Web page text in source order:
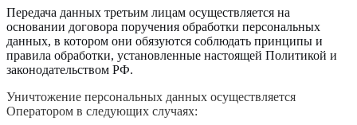
Передача данных третьим лицам осуществляется на
основании договора поручения обработки персональных
данных, в котором они обязуются соблюдать принципы и
правила обработки, установленные настоящей Политикой и
законодательством РФ.
Уничтожение персональных данных осуществляется
Оператором в следующих случаях: